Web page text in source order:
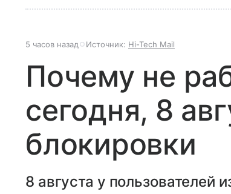
5 часов назад Источник: Hi-Tech Mail
Почему не
сегодня, 8
блокировки
8 августа у пользователей